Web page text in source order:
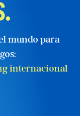
mundo para
internacional